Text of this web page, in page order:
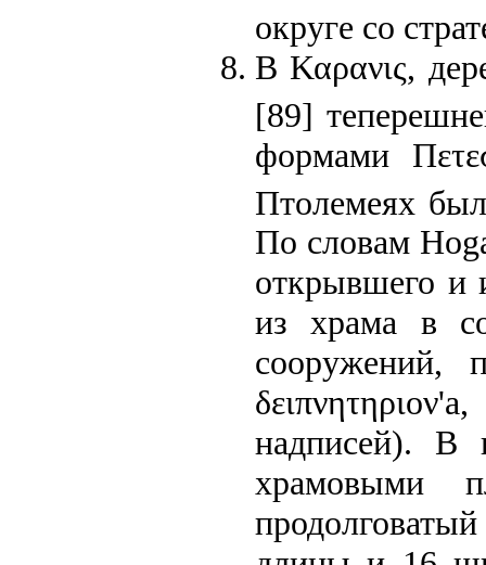
округе со
В Καρανις,
[89]
формами
Птолемеях
По словам
открывшего и
из храма в
сооружений,
надписей). В
храмовыми